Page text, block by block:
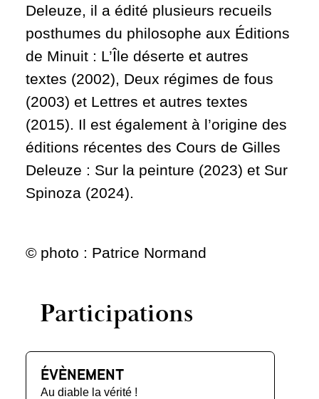
Deleuze, il a édité plusieurs recueils
posthumes du philosophe aux Éditions
de Minuit : L’Île déserte et autres
textes (2002), Deux régimes de fous
(2003) et Lettres et autres textes
(2015). Il est également à l’origine des
éditions récentes des Cours de Gilles
Deleuze : Sur la peinture (2023) et Sur
Spinoza (2024).
© photo : Patrice Normand
Participations
ÉVÈNEMENT
Au diable la vérité !